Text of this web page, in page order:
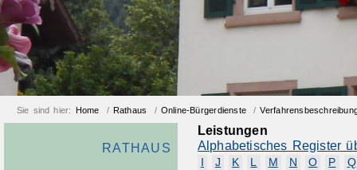
Sie sind hier: Home / Rathaus / Online-Bürgerdienste /
RATHAUS
Leistungen
Alphabetisches Register
J K L M N O P Q